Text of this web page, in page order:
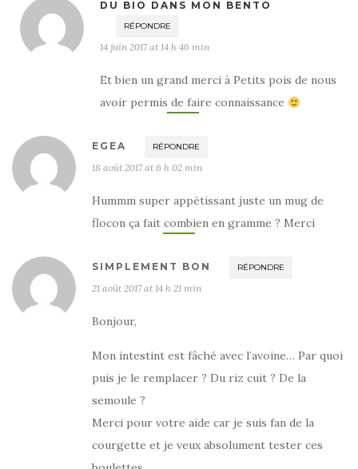
DU BIO DANS MON BENTO
RÉPONDRE
14 juin 2017 at 14 h 46 min
Et bien un grand merci à Petits pois de nous
avoir permis de faire connaissance
EGEA RÉPONDRE
18 août 2017 at 6 h 02 min
Hummm super appétissant juste un mug de
flocon ça fait combien en gramme ? Merci
SIMPLEMENT BON RÉPONDRE
21 août 2017 at 14 h 21 min
Bonjour,
Mon intestint est fâché avec l’avoine… Par quoi
puis je le remplacer ? Du riz cuit ? De la
semoule ?
Merci pour votre aide car je suis fan de la
courgette et je veux absolument tester ces